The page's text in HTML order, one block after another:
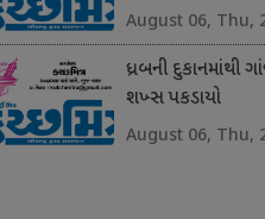
August 06, Thu,
ધ્રબની દુકાનમાંથી
શખ્સ પકડાયો
August 06, Thu,